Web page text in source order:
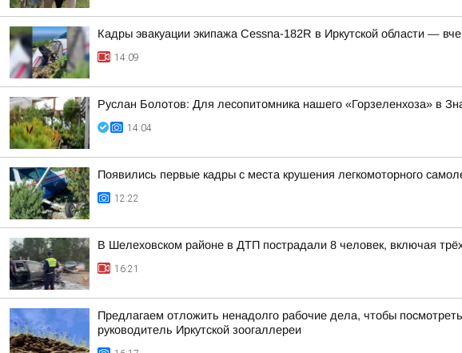
Кадры эвакуации экипажа Cessna-182R в Иркутской области —
14:09
Руслан Болотов: Для лесопитомника нашего «Горзеленхоза» в
14:04
Появились первые кадры с места крушения легкомоторного
12:22
В Шелеховском районе в ДТП пострадали 8 человек, включая
16:21
Предлагаем отложить ненадолго рабочие дела, чтобы
руководитель Иркутской зоогаллереи